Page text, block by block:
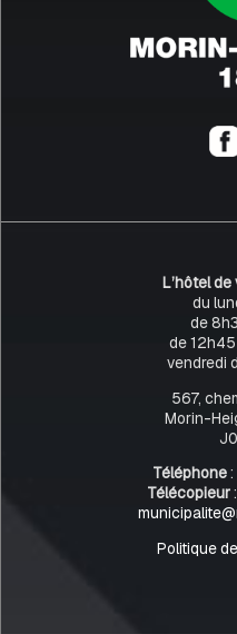
L’hôtel de
du
de
de
vendredi
567,
Morin-
Téléphone:
Télécopieur:
Politique